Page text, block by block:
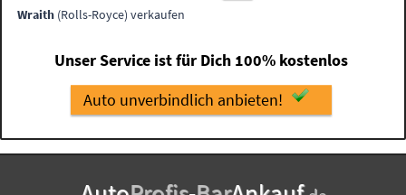
Wraith (Rolls-Royce) verkaufen
Unser Service ist für Dich 100% kostenlos
Auto unverbindlich anbieten!